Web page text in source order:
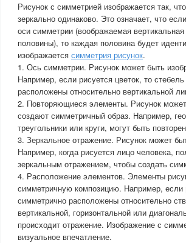
Рисунок с симметрией изображается так,
зеркально одинаково. Это означает, что
оси симметрии (воображаемая
половины), то каждая половина будет
изображается симметрия рисунок.
1. Ось симметрии. Рисунок может быть
Например, если рисуется цветок, то
расположены относительно вертикальной
2. Повторяющиеся элементы. Рисунок
создают симметричный образ. Например,
треугольники или круги, могут быть
3. Зеркальное отражение. Рисунок может
Например, когда рисуется лицо человека,
зеркальным отражением, чтобы создать
4. Расположение элементов. Элементы
симметричную композицию. Например, если
симметрично расположены относительно
вертикальной, горизонтальной или
происходит отражение. Изображение с
визуальное впечатление.